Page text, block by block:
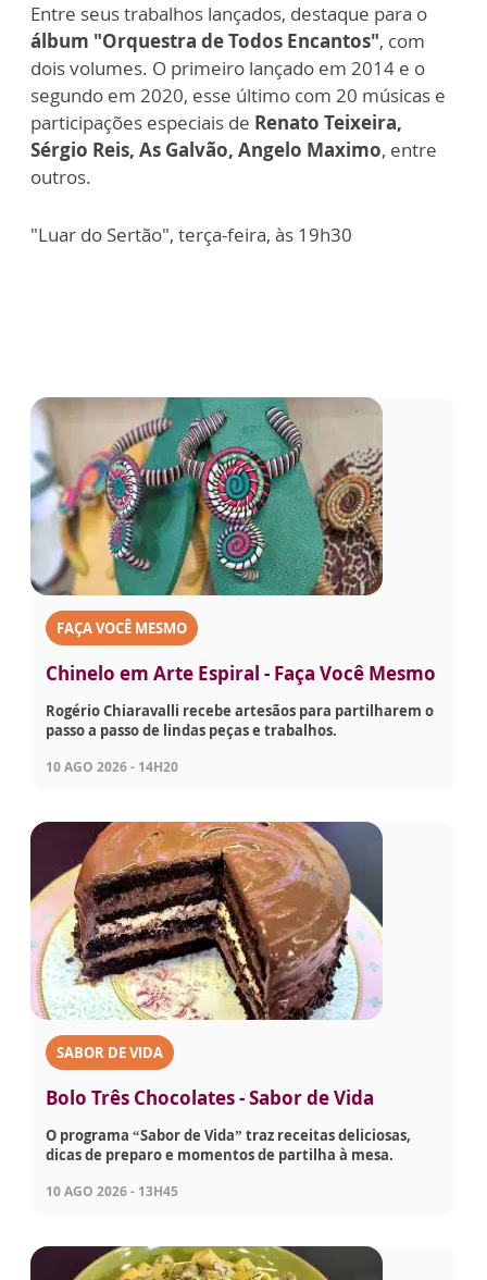
Entre seus trabalhos lançados, destaque para o
álbum "Orquestra de Todos Encantos", com
dois volumes. O primeiro lançado em 2014 e o
segundo em 2020, esse último com 20 músicas e
participações especiais de Renato Teixeira,
Sérgio Reis, As Galvão, Angelo Maximo, entre
outros.
"Luar do Sertão", terça-feira, às 19h30
FAÇA VOCÊ MESMO
Chinelo em Arte Espiral - Faça Você Mesmo
Rogério Chiaravalli recebe artesãos para partilharem o
passo a passo de lindas peças e trabalhos.
10 AGO 2026 - 14H20
SABOR DE VIDA
Bolo Três Chocolates - Sabor de Vida
O programa “Sabor de Vida” traz receitas deliciosas,
dicas de preparo e momentos de partilha à mesa.
10 AGO 2026 - 13H45